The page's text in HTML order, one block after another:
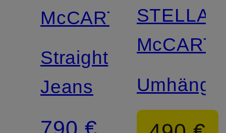
McCARTNEY
Straight
Jeans
STELLA